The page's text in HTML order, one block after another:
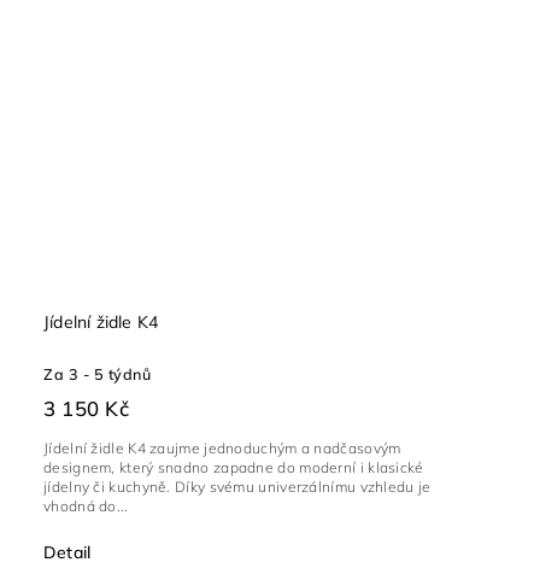
Jídelní židle K4
Za 3 - 5 týdnů
3 150 Kč
Detail
Jídelní židle K4 zaujme jednoduchým a nadčasovým
designem, který snadno zapadne do moderní i klasické
jídelny či kuchyně. Díky svému univerzálnímu vzhledu je
vhodná do...